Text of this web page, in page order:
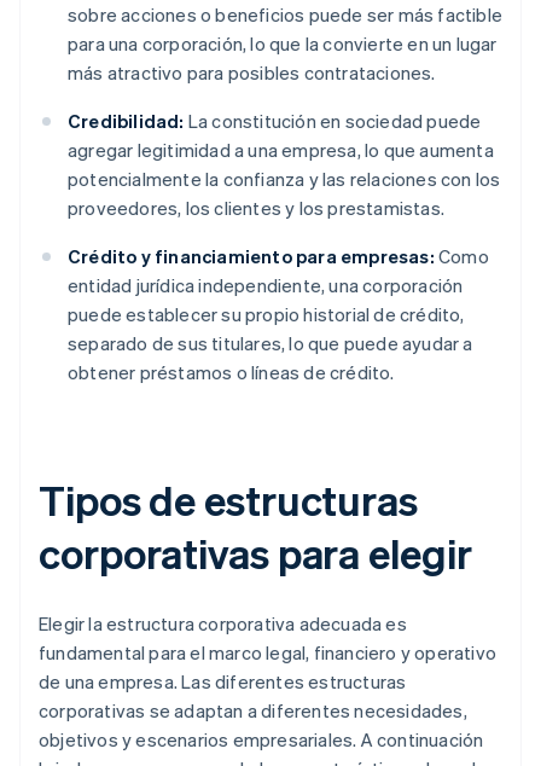
sobre acciones o beneficios puede ser más factible
para una corporación, lo que la convierte en un lugar
más atractivo para posibles contrataciones.
Credibilidad: La constitución en sociedad puede
agregar legitimidad a una empresa, lo que aumenta
potencialmente la confianza y las relaciones con los
proveedores, los clientes y los prestamistas.
Crédito y financiamiento para empresas: Como
entidad jurídica independiente, una corporación
puede establecer su propio historial de crédito,
separado de sus titulares, lo que puede ayudar a
obtener préstamos o líneas de crédito.
Tipos de estructuras
corporativas para elegir
Elegir la estructura corporativa adecuada es
fundamental para el marco legal, financiero y operativo
de una empresa. Las diferentes estructuras
corporativas se adaptan a diferentes necesidades,
objetivos y escenarios empresariales. A continuación